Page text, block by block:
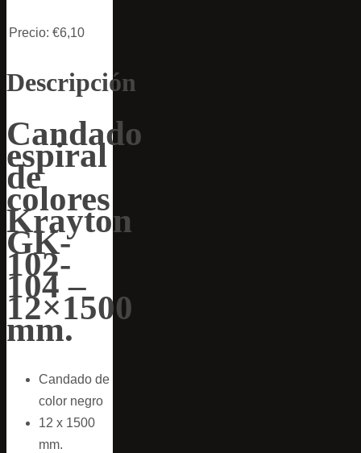
Precio: €6,10
Descripción
Candado
espiral
de
colores
Krayton
GK-
102-
104 –
12×1500
mm.
Candado de
color negro
12 x 1500
mm.